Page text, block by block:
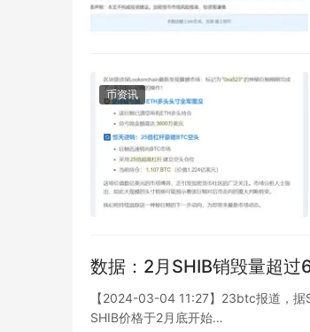
币资讯
数据：2月SHIB销毁量超过
【2024-03-04 11:27】23btc报道，
SHIB价格于2月底开始…